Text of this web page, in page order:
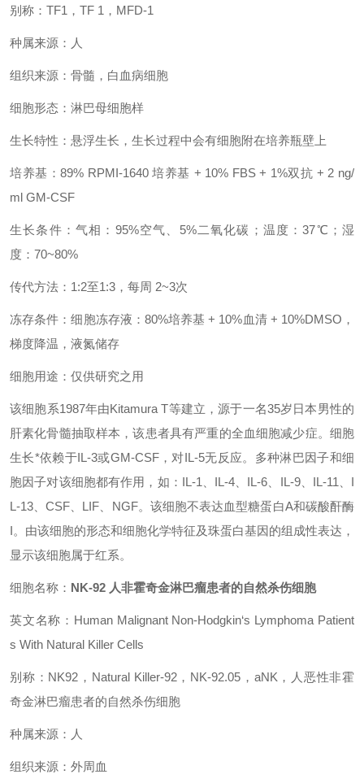
别称：TF1，TF 1，MFD-1
种属来源：人
组织来源：骨髓，白血病细胞
细胞形态：淋巴母细胞样
生长特性：悬浮生长，生长过程中会有细胞附在培养瓶壁上
培养基：89% RPMI-1640 培养基 + 10% FBS + 1%双抗 + 2 ng/
ml GM-CSF
生长条件：气相：95%空气、5%二氧化碳；温度：37℃；湿
度：70~80%
传代方法：1:2至1:3，每周 2~3次
冻存条件：细胞冻存液：80%培养基 + 10%血清 + 10%DMSO，
梯度降温，液氮储存
细胞用途：仅供研究之用
该细胞系1987年由Kitamura T等建立，源于一名35岁日本男性的
肝素化骨髓抽取样本，该患者具有严重的全血细胞减少症。细胞
生长*依赖于IL-3或GM-CSF，对IL-5无反应。多种淋巴因子和细
胞因子对该细胞都有作用，如：IL-1、IL-4、IL-6、IL-9、IL-11、I
L-13、CSF、LIF、NGF。该细胞不表达血型糖蛋白A和碳酸酐酶
I。由该细胞的形态和细胞化学特征及珠蛋白基因的组成性表达，
显示该细胞属于红系。
细胞名称： NK-92 人非霍奇金淋巴瘤患者的自然杀伤细胞
英文名称：Human Malignant Non-Hodgkin‘s Lymphoma Patient
s With Natural Killer Cells
别称：NK92，Natural Killer-92，NK-92.05，aNK，人恶性非霍
奇金淋巴瘤患者的自然杀伤细胞
种属来源：人
组织来源：外周血